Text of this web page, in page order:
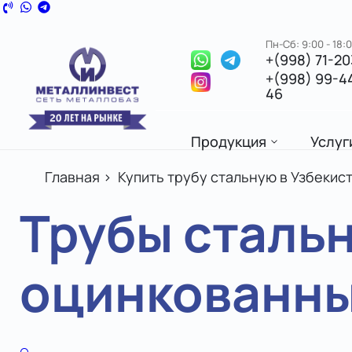
Пн-Сб: 9:00 -
+(998) 71-
+(998) 99-
46
Продукция
Главная > Купить трубу стальную в
Трубы